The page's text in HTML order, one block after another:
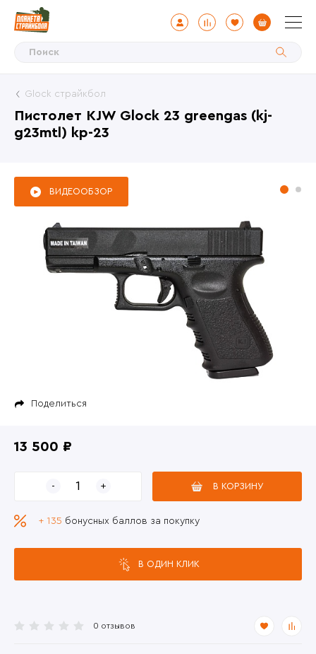
Пистолет KJW Glock 23 greengas (kj-
g23mtl) kp-23
Glock страйкбол
Поделиться
ВИДЕООБЗОР
0 отзывов
13 500 ₽
В КОРЗИНУ
+ 135 бонусных баллов за покупку
В ОДИН КЛИК